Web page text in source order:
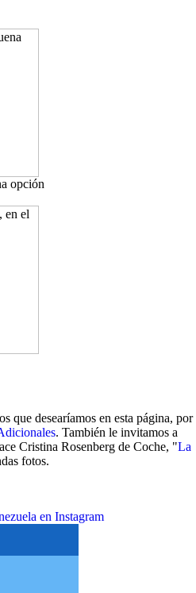
opción
que desearíamos en esta página, por
. También le invitamos a
Cristina Rosenberg de Coche, "La
fotos.
en Instagram